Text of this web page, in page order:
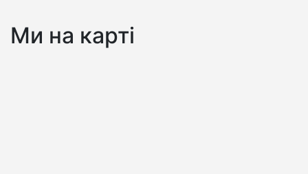
Ми на карті